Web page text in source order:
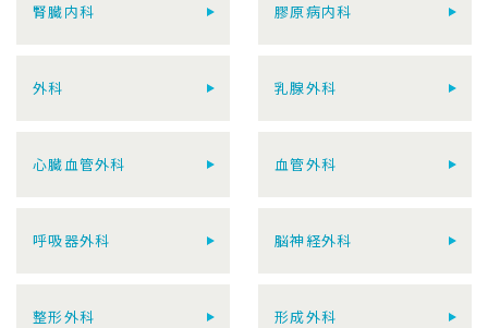
腎臓内科 膠原病内科
外科 乳腺外科
心臓血管外科 血管外科
呼吸器外科 脳神経外科
整形外科 形成外科